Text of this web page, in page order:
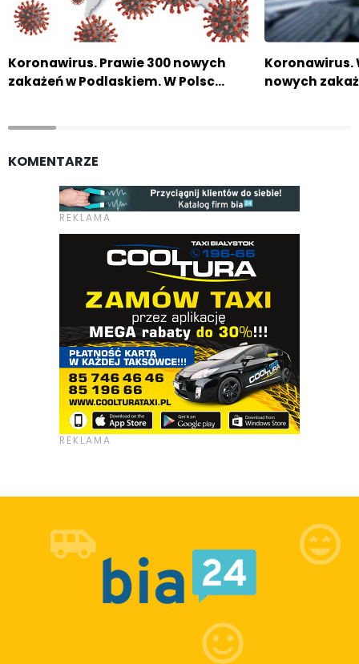
Koronawirus. Prawie 300 nowych
zakażeń w Podlaskiem. W Polsc…
Koronawirus.
nowych
KOMENTARZE